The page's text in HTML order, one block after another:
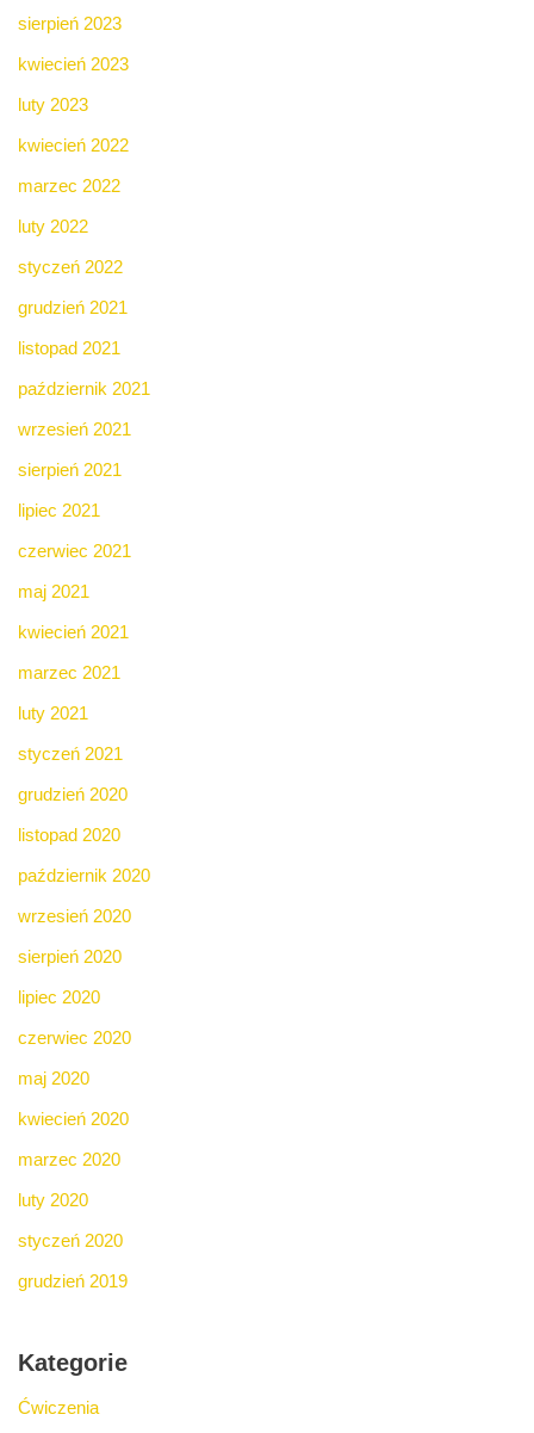
sierpień 2023
kwiecień 2023
luty 2023
kwiecień 2022
marzec 2022
luty 2022
styczeń 2022
grudzień 2021
listopad 2021
październik 2021
wrzesień 2021
sierpień 2021
lipiec 2021
czerwiec 2021
maj 2021
kwiecień 2021
marzec 2021
luty 2021
styczeń 2021
grudzień 2020
listopad 2020
październik 2020
wrzesień 2020
sierpień 2020
lipiec 2020
czerwiec 2020
maj 2020
kwiecień 2020
marzec 2020
luty 2020
styczeń 2020
grudzień 2019
Kategorie
Ćwiczenia